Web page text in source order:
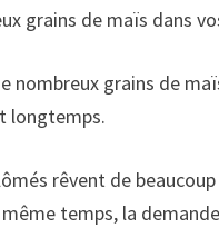
grains de maïs dans
nombreux grains de
longtemps.
rêvent de
même temps, la